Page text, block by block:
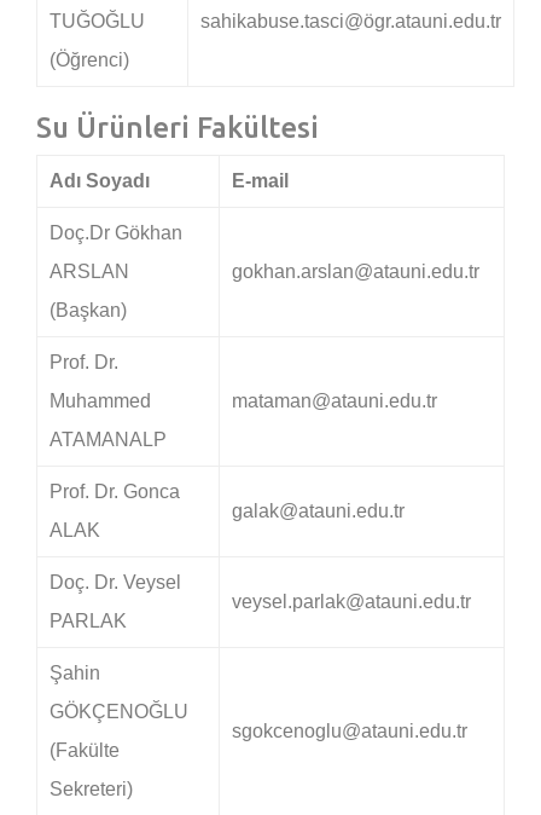
TUĞOĞLU
(Öğrenci)
sahikabuse.tasci@ögr.atauni.edu.tr
Su Ürünleri Fakültesi
Adı Soyadı E-mail
Doç.Dr Gökhan
ARSLAN
(Başkan)
gokhan.arslan@atauni.edu.tr
Prof. Dr.
Muhammed
ATAMANALP
mataman@atauni.edu.tr
Prof. Dr. Gonca
ALAK
galak@atauni.edu.tr
Doç. Dr. Veysel
PARLAK
veysel.parlak@atauni.edu.tr
Şahin
GÖKÇENOĞLU
(Fakülte
Sekreteri)
sgokcenoglu@atauni.edu.tr